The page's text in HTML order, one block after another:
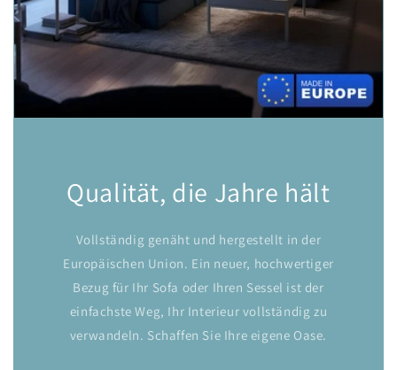
Qualität, die Jahre hält
Vollständig genäht und hergestellt in der
Europäischen Union. Ein neuer, hochwertiger
Bezug für Ihr Sofa oder Ihren Sessel ist der
einfachste Weg, Ihr Interieur vollständig zu
verwandeln. Schaffen Sie Ihre eigene Oase.